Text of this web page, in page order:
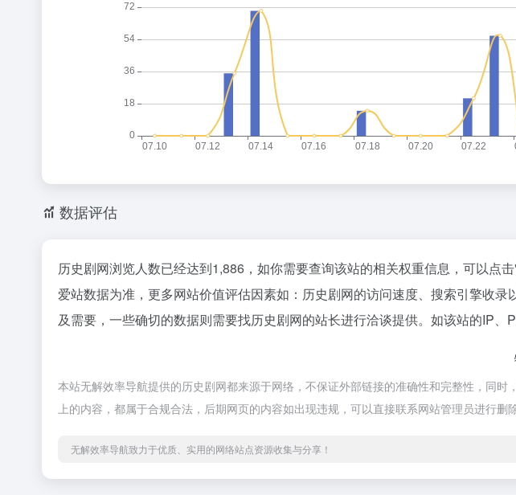
数据评估
历史剧网浏览人数已经达到1,886，如你需要查询该站的相关权重信息，可以点
爱站数据为准，更多网站价值评估因素如：历史剧网的访问速度、搜索引擎收
及需要，一些确切的数据则需要找历史剧网的站长进行洽谈提供。如该站的IP、
本站无解效率导航提供的历史剧网都来源于网络，不保证外部链接的准确性和完整性，同
上的内容，都属于合规合法，后期网页的内容如出现违规，可以直接联系网站管理员进行删
无解效率导航致力于优质、实用的网络站点资源收集与分享！